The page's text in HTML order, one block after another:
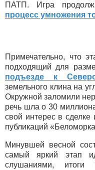
ПАТП. Игра
процесс умножения
Примечательно, что
подходящий для
подъезде к
земельного клина на
Окружной заломили
речь шла о 30
свой интерес в
публикаций
Минувшей весной
самый яркий этап
слушаниями,